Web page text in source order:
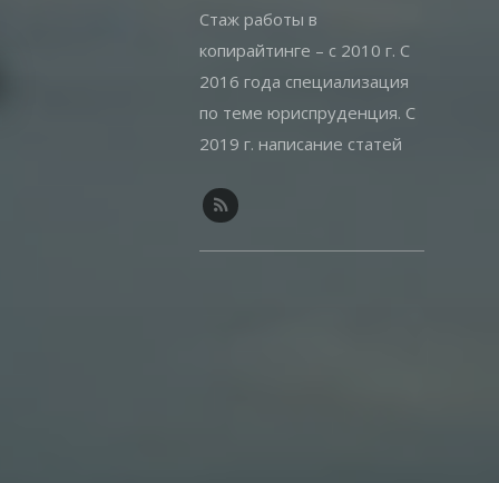
Стаж работы в
копирайтинге – с 2010 г. С
2016 года специализация
по теме юриспруденция. С
2019 г. написание статей
оффшоры, корпоративные,